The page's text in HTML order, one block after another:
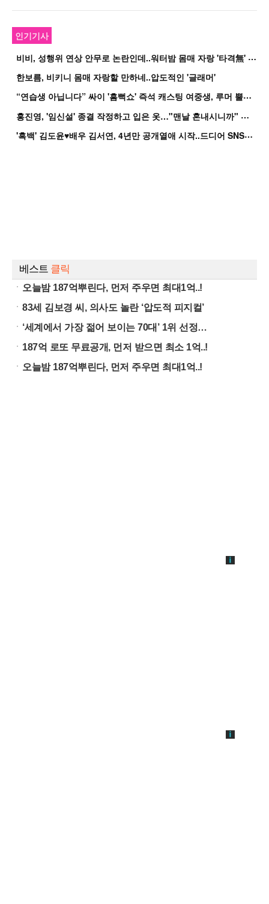
인기기사
비
비, 성행위 연상 안무로 논란인데..워터밤 몸매 자랑 '타격無' 근황
한보름, 비키니 몸매 자랑할 만하네..압도적인 '글래머'
“
연습생 아닙니다” 싸이 '흠뻑쇼' 즉석 캐스팅 여중생, 루머 뿔났다[Oh!쎈 이...
홍
진영, '임신설' 종결 작정하고 입은 옷…"맨날 혼내시니까" 억울
'
흑백' 김도윤♥배우 김서연, 4년만 공개열애 시작..드디어 SNS에 노출 [핫피...